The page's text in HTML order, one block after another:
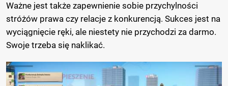
Ważne jest także zapewnienie sobie przychylności
stróżów prawa czy relacje z konkurencją. Sukces jest na
wyciągnięcie ręki, ale niestety nie przychodzi za darmo.
Swoje trzeba się naklikać.